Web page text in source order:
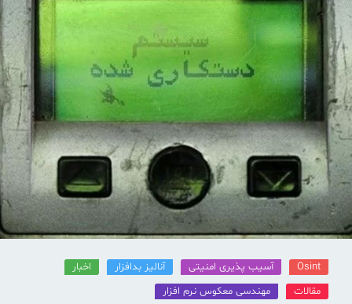
آسیب پذیری امنیتی آنالیز بدافزار
مقالات
مهندسی معکوس نرم افزار